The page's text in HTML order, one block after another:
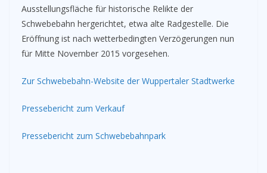
Ausstellungsfläche für historische Relikte der
Schwebebahn hergerichtet, etwa alte Radgestelle. Die
Eröffnung ist nach wetterbedingten Verzögerungen nun
für Mitte November 2015 vorgesehen.
Zur Schwebebahn-Website der Wuppertaler Stadtwerke
Pressebericht zum Verkauf
Pressebericht zum Schwebebahnpark